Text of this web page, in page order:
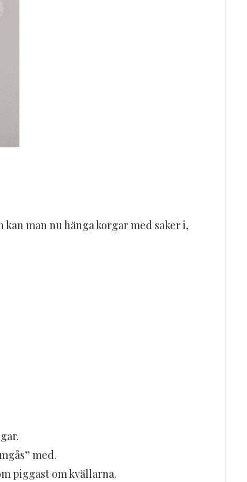
man nu hänga korgar med saker i,
med.
piggast om kvällarna.